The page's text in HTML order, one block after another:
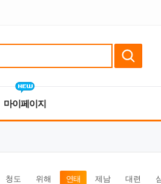
마이페이지
청도 위해 연태 제남 대련